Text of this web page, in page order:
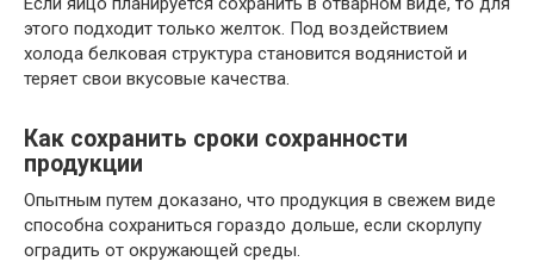
этого подходит только желток. Под воздействием
холода белковая структура становится водянистой и
теряет свои вкусовые качества.
Как сохранить сроки сохранности
продукции
Опытным путем доказано, что продукция в свежем виде
способна сохраниться гораздо дольше, если скорлупу
оградить от окружающей среды.